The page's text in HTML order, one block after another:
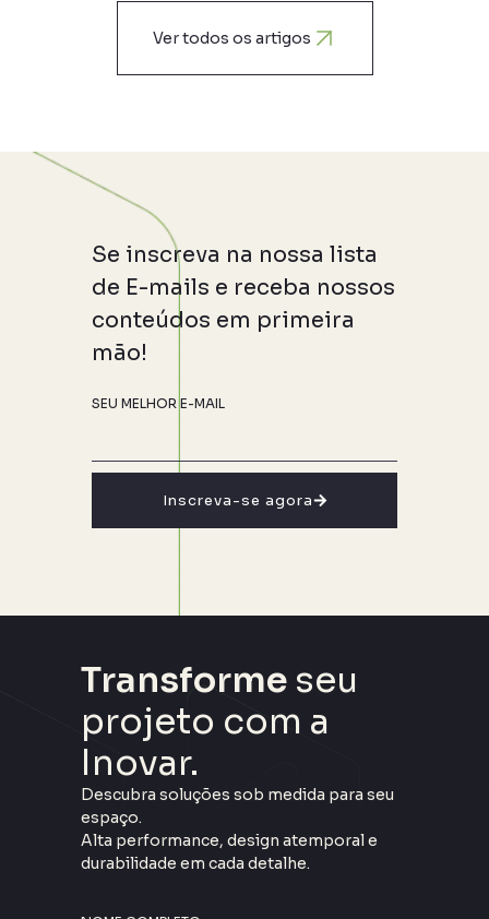
Ver todos os artigos
Se inscreva na nossa lista
de E-mails e receba nossos
conteúdos em primeira
mão!
SEU MELHOR E-MAIL
Inscreva-se agora
Transforme seu
projeto com a
Inovar.
Descubra soluções sob medida para seu
espaço.
Alta performance, design atemporal e
durabilidade em cada detalhe.